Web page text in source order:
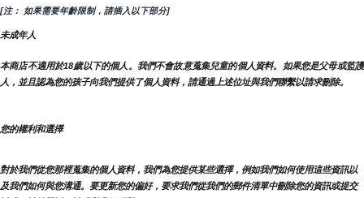
[注： 如果需要年齡限制，請插入以下部分]
未成年人
本商店不適用於18歲以下的個人。我們不會故意蒐集兒童的個人資料。如果您是父母或監護
人，並且認為您的孩子向我們提供了個人資料，請通過上述位址與我們聯繫以請求刪除。
您的權利和選擇
對於我們從您那裡蒐集的個人資料，我們為您提供某些選擇，例如我們如何使用這些資訊以
及我們如何與您溝通。要更新您的偏好，要求我們從我們的郵件清單中刪除您的資訊或提交